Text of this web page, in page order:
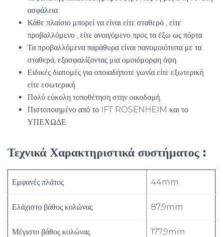
ασφάλεια
Κάθε πλαίσιο μπορεί να είναι είτε σταθερό , είτε
προβαλλόμενο , είτε ανοιγόμενο προς τα έξω ως πόρτα.
Τα προβαλλόμενα παράθυρα είναι πανομοιότυπα με τα
σταθερά, εξασφαλίζοντας μια ομοιόμορφη όψη.
Ειδικές διατομές για οποιαδήποτε γωνία είτε εξωτερική
είτε εσωτερική
Πολύ εύκολη τοποθέτηση στην οικοδομή.
Πιστοποιημένο από το IFT ROSENHEIM και το
ΥΠΕΧΩΔΕ
Τεχνικά Χαρακτηριστικά συστήματος :
Εμφανές πλάτος 44mm
Ελάχιστο βάθος κολώνας 87,9mm
Μέγιστο βάθος κολώνας 177,9mm